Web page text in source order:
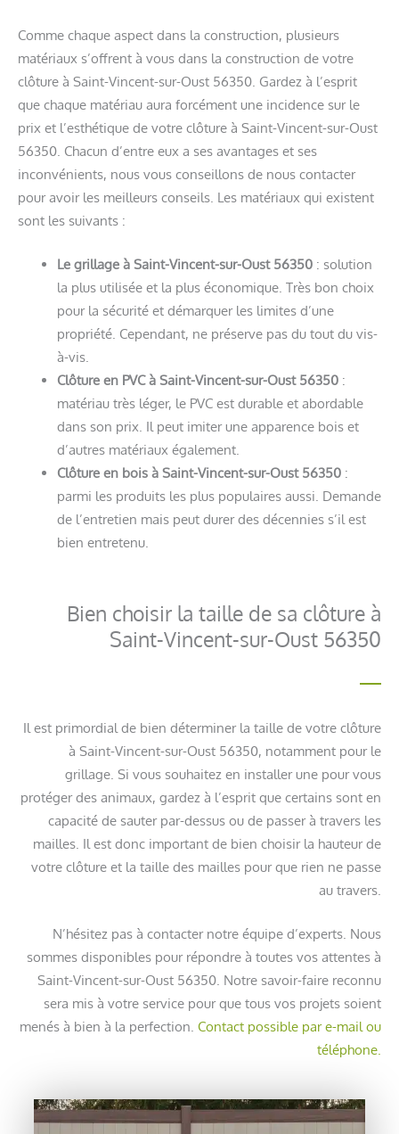
Comme chaque aspect dans la construction, plusieurs
matériaux s’offrent à vous dans la construction de votre
clôture à Saint-Vincent-sur-Oust 56350. Gardez à l’esprit
que chaque matériau aura forcément une incidence sur le
prix et l’esthétique de votre clôture à Saint-Vincent-sur-Oust
56350. Chacun d’entre eux a ses avantages et ses
inconvénients, nous vous conseillons de nous contacter
pour avoir les meilleurs conseils. Les matériaux qui existent
sont les suivants :
Le grillage à Saint-Vincent-sur-Oust 56350 : solution
la plus utilisée et la plus économique. Très bon choix
pour la sécurité et démarquer les limites d’une
propriété. Cependant, ne préserve pas du tout du vis-
à-vis.
Clôture en PVC à Saint-Vincent-sur-Oust 56350 :
matériau très léger, le PVC est durable et abordable
dans son prix. Il peut imiter une apparence bois et
d’autres matériaux également.
Clôture en bois à Saint-Vincent-sur-Oust 56350 :
parmi les produits les plus populaires aussi. Demande
de l’entretien mais peut durer des décennies s’il est
bien entretenu.
Bien choisir la taille de sa clôture à
Saint-Vincent-sur-Oust 56350
Il est primordial de bien déterminer la taille de votre clôture
à Saint-Vincent-sur-Oust 56350, notamment pour le
grillage. Si vous souhaitez en installer une pour vous
protéger des animaux, gardez à l’esprit que certains sont en
capacité de sauter par-dessus ou de passer à travers les
mailles. Il est donc important de bien choisir la hauteur de
votre clôture et la taille des mailles pour que rien ne passe
au travers.
N’hésitez pas à contacter notre équipe d’experts. Nous
sommes disponibles pour répondre à toutes vos attentes à
Saint-Vincent-sur-Oust 56350. Notre savoir-faire reconnu
sera mis à votre service pour que tous vos projets soient
menés à bien à la perfection. Contact possible par e-mail ou
téléphone.